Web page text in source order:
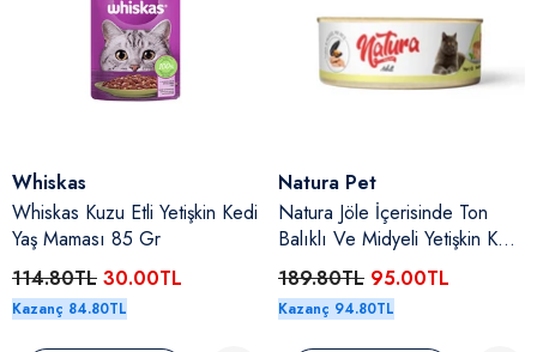
Satıcı:
Whiskas
Whiskas Kuzu Etli Yetişkin Kedi
Yaş Maması 85 Gr
114.80TL 30.00TL
Kazanç 84.80TL
Satıcı:
Natura Pet
Natura Jöle İçerisinde Ton
Balıklı Ve Midyeli Yetişkin Kedi
Konserve Yaş Maması 70 Gr
189.80TL 95.00TL
Kazanç 94.80TL